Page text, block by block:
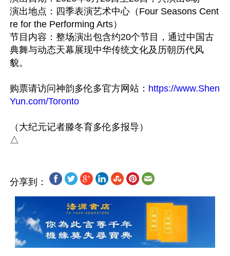
演出地点：四季表演艺术中心（Four Seasons Cent
re for the Performing Arts）
节目内容：整场演出包含约20个节目，通过中国古
典舞与动态天幕展现中华传统文化及历朝历代风
貌。
购票请访问神韵多伦多官方网站： https://www.Shen
Yun.com/Toronto
（大纪元记者滕冬育多伦多报导）
分享到：